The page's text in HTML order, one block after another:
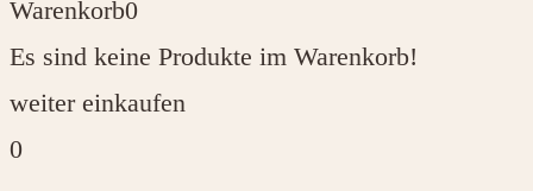
Warenkorb0
Es sind keine Produkte im Warenkorb!
weiter einkaufen
0